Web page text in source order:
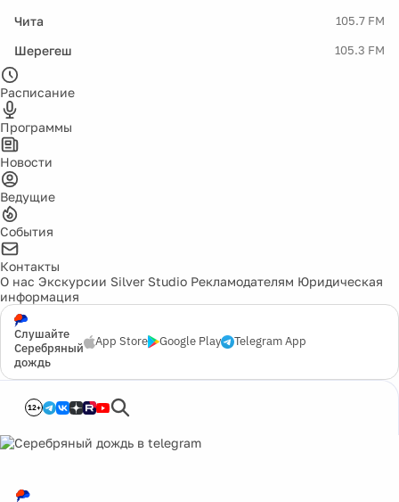
Чита 105.7 FM
Шерегеш 105.3 FM
Расписание
Программы
Новости
Ведущие
События
Контакты
О нас Экскурсии Silver Studio Рекламодателям Юридическая
информация
Слушайте
Серебряный
дождь
App Store Google Play Telegram App
12+